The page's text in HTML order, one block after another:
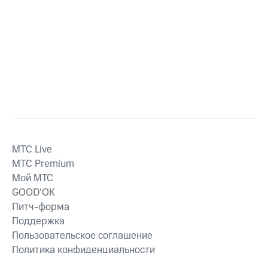
MTС Live
MTС Premium
Мой МТС
GOOD’OK
Питч-форма
Поддержка
Пользовательское соглашение
Политика конфиденциальности